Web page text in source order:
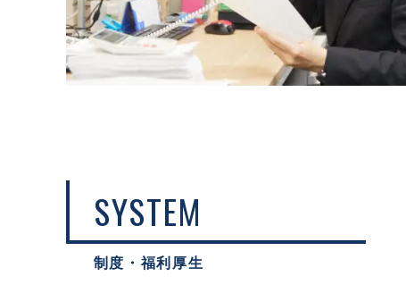
SYSTEM
制度・福利厚生